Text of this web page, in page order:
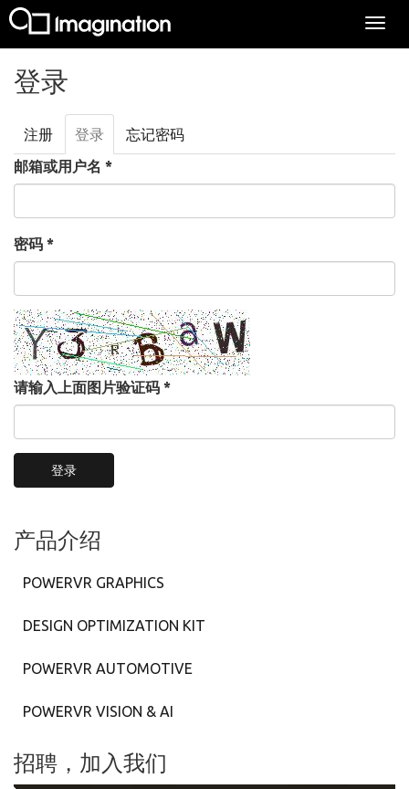
登录
主标签
注册 登录 （活
动标
忘记密码
邮箱或用户名 *
密码 *
请输入上面图片验证码 *
登录
产品介绍
POWERVR GRAPHICS
DESIGN OPTIMIZATION KIT
POWERVR AUTOMOTIVE
POWERVR VISION & AI
招聘，加入我们